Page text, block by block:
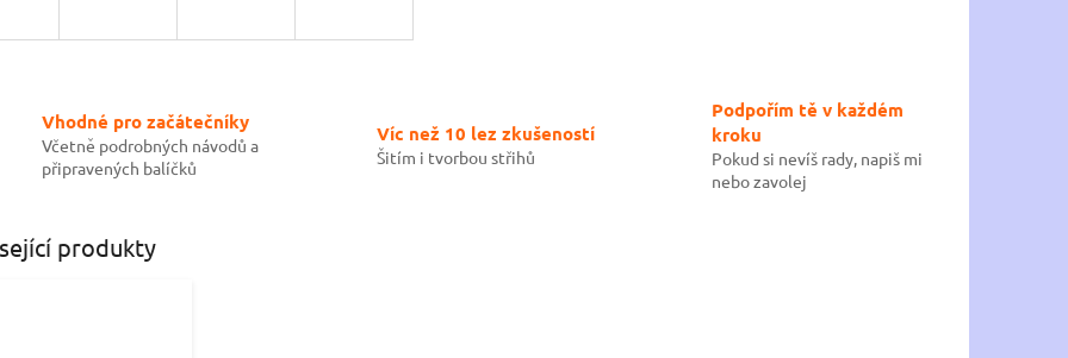
R
M
Vhodné pro začátečníky
Včetně podrobných návodů a
připravených balíčků
Víc než 10 lez zkušeností
Šitím i tvorbou střihů
Podpořím tě v každém
kroku
Pokud si nevíš rady, napiš mi
nebo zavolej
produkty